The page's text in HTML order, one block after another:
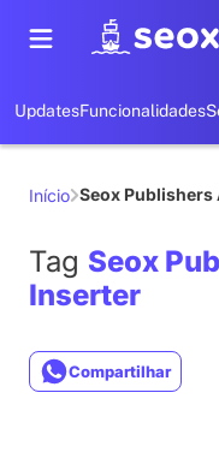
UpdatesFuncionalidades
Início Seox
Tag Seox
Inserter
Compartilhar